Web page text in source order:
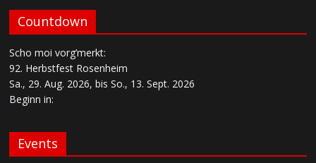
Countdown
Scho moi vorg’merkt:
92. Herbstfest Rosenheim
Sa., 29. Aug. 2026, bis So., 13. Sept. 2026
Beginn in:
Events